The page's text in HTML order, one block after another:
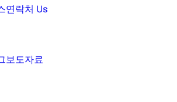
연락처 Us
보도자료